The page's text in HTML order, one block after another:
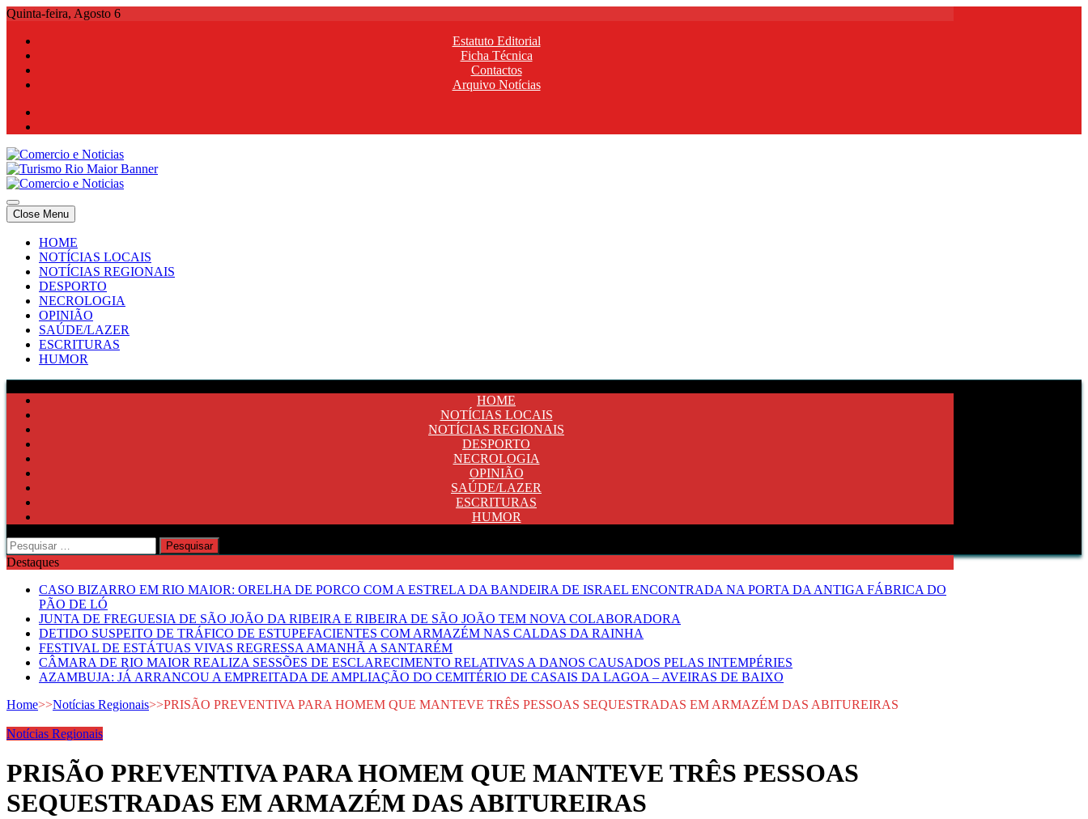
Skip
content
Quinta-feira, Agosto 6
Estatuto Editorial
Ficha Técnica
Contactos
Arquivo Notícias
Comercio e Noticias
Notícias e Publicidade Online
Comercio e Noticias
Notícias e Publicidade Online
Close Menu
HOME
NOTÍCIAS LOCAIS
NOTÍCIAS REGIONAIS
DESPORTO
NECROLOGIA
OPINIÃO
SAÚDE/LAZER
ESCRITURAS
HUMOR
HOME
NOTÍCIAS LOCAIS
NOTÍCIAS REGIONAIS
DESPORTO
NECROLOGIA
OPINIÃO
SAÚDE/LAZER
ESCRITURAS
HUMOR
Pesquisar
por:
Destaques
CASO BIZARRO EM RIO MAIOR: ORELHA DE PORCO COM A ESTRELA DA BANDEIRA DE ISRAEL ENCONTRADA NA PORTA DA ANTIGA FÁBRICA DO
PÃO DE LÓ
JUNTA DE FREGUESIA DE SÃO JOÃO DA RIBEIRA E RIBEIRA DE SÃO JOÃO TEM NOVA COLABORADORA
DETIDO SUSPEITO DE TRÁFICO DE ESTUPEFACIENTES COM ARMAZÉM NAS CALDAS DA RAINHA
FESTIVAL DE ESTÁTUAS VIVAS REGRESSA AMANHÃ A SANTARÉM
CÂMARA DE RIO MAIOR REALIZA SESSÕES DE ESCLARECIMENTO RELATIVAS A DANOS CAUSADOS PELAS INTEMPÉRIES
AZAMBUJA: JÁ ARRANCOU A EMPREITADA DE AMPLIAÇÃO DO CEMITÉRIO DE CASAIS DA LAGOA – AVEIRAS DE BAIXO
Home>>Notícias Regionais>>PRISÃO PREVENTIVA PARA HOMEM QUE MANTEVE TRÊS PESSOAS SEQUESTRADAS EM ARMAZÉM DAS ABITUREIRAS
Notícias Regionais
PRISÃO PREVENTIVA PARA HOMEM QUE MANTEVE TRÊS PESSOAS
SEQUESTRADAS EM ARMAZÉM DAS ABITUREIRAS